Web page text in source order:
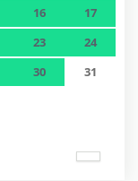
16
17
23
24
30 31